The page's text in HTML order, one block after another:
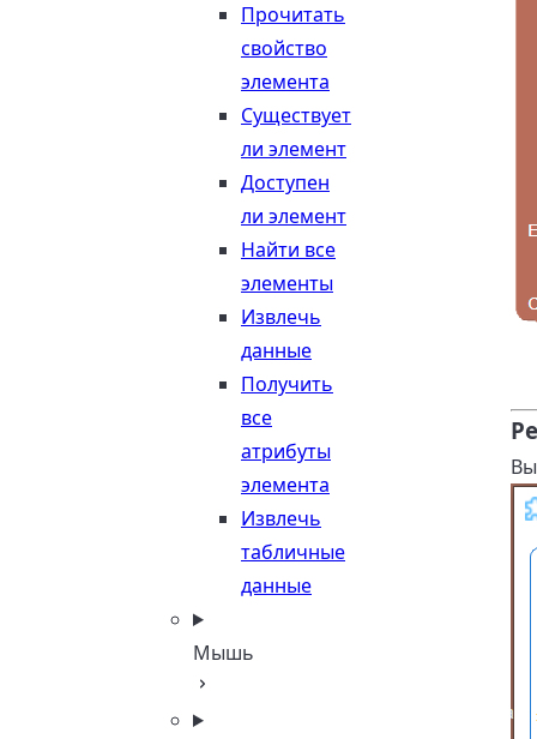
Прочитать
свойство
элемента
Существует
ли элемент
Доступен
ли элемент
Найти все
элементы
Извлечь
данные
Получить
все
атрибуты
элемента
Извлечь
табличные
данные
Мышь